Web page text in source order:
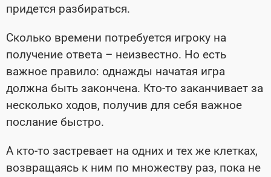
придется разбираться.
Сколько времени потребуется игроку на
получение ответа – неизвестно. Но есть
важное правило: однажды начатая игра
должна быть закончена. Кто-то заканчивает за
несколько ходов, получив для себя важное
послание быстро.
А кто-то застревает на одних и тех же клетках,
возвращаясь к ним по множеству раз, пока не